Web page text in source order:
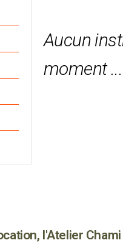
Aucun
moment ...
l'Atelier